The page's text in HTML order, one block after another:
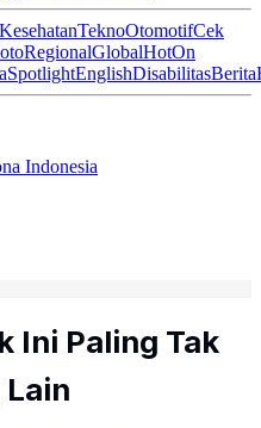
KesehatanTeknoOtomotifCek
RegionalGlobalHotOn
SpotlightEnglishDisabilitasBerita
Indonesia
Ini Paling Tak
Lain